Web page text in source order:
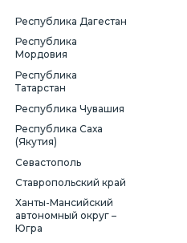
Республика Дагестан
Республика
Мордовия
Республика
Татарстан
Республика Чувашия
Республика Саха
(Якутия)
Севастополь
Ставропольский край
Ханты-Мансийский
автономный округ –
Югра